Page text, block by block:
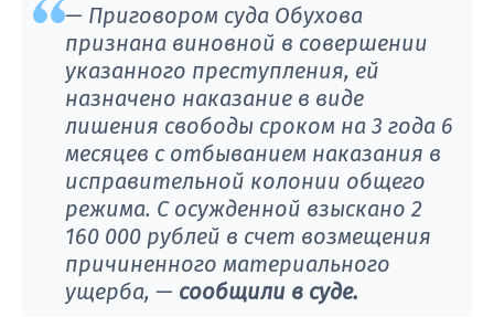
— Приговором суда Обухова
признана виновной в совершении
указанного преступления, ей
назначено наказание в виде
лишения свободы сроком на 3 года 6
месяцев с отбыванием наказания в
исправительной колонии общего
режима. С осужденной взыскано 2
160 000 рублей в счет возмещения
причиненного материального
ущерба, — сообщили в суде.